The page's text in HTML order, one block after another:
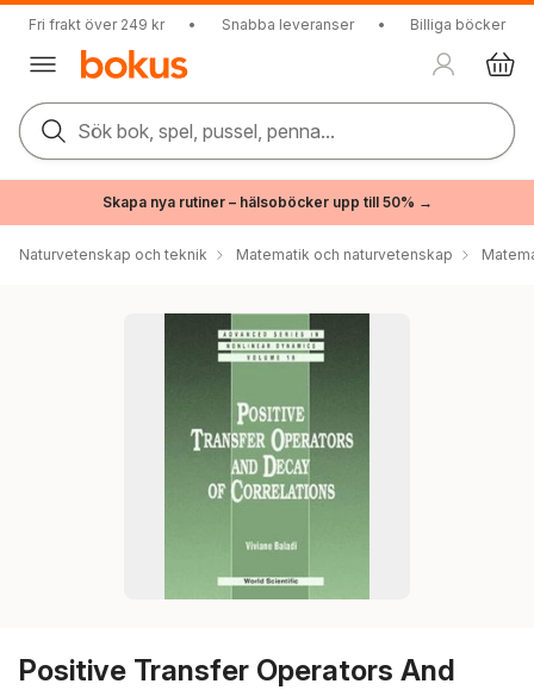
Fri frakt över 249 kr • Snabba leveranser • Billiga böcker
Sök bok, spel, pussel, penna...
Skapa nya rutiner – hälsoböcker upp till 50% →
Naturvetenskap och teknik Matematik och naturvetenskap
Positive Transfer Operators And